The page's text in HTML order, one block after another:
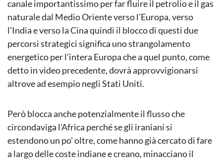
canale importantissimo per far fluire il petrolio e il gas
naturale dal Medio Oriente verso l’Europa, verso
l’India e verso la Cina quindi il blocco di questi due
percorsi strategici significa uno strangolamento
energetico per l’intera Europa che a quel punto, come
detto in video precedente, dovrà approvvigionarsi
altrove ad esempio negli Stati Uniti.
Però blocca anche potenzialmente il flusso che
circondaviga l’Africa perché se gli iraniani si
estendono un po’ oltre, come hanno già cercato di fare
a largo delle coste indiane e creano, minacciano il